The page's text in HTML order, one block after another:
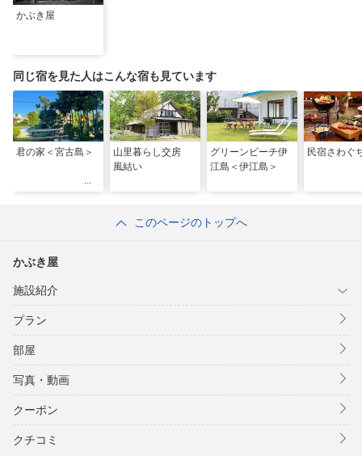
かぶき屋
同じ宿を見た人はこんな宿も見ています
君の家＜宮古島＞
山里暮らし交房
風結い
グリーンビーチ伊
江島＜伊江島＞
民宿さわぐ
このページのトップへ
かぶき屋
施設紹介
プラン
部屋
写真・動画
クーポン
クチコミ